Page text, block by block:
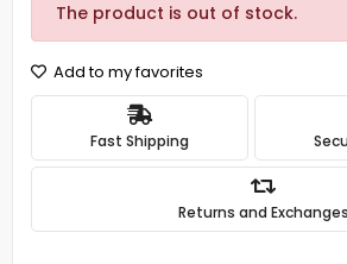
The product is out of stock.
Add to my favorites
Fast Shipping
Returns and Exchanges